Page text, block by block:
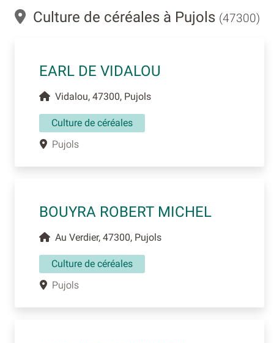
Culture de céréales à Pujols (47300)
EARL DE VIDALOU
Vidalou, 47300, Pujols
Culture de céréales
Pujols
BOUYRA ROBERT MICHEL
Au Verdier, 47300, Pujols
Culture de céréales
Pujols